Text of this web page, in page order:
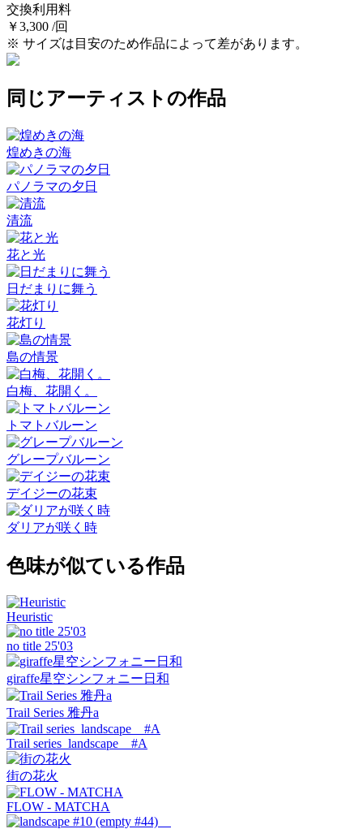
交換利用料
￥3,300 /回
※ サイズは目安のため作品によって差があります。
同じアーティストの作品
煌めきの海
パノラマの夕日
清流
花と光
日だまりに舞う
花灯り
島の情景
白梅、花開く。
トマトバルーン
グレープバルーン
デイジーの花束
ダリアが咲く時
色味が似ている作品
Heuristic
no title 25'03
giraffe星空シンフォニー日和
Trail Series 雅丹a
Trail series landscape #A
街の花火
FLOW - MATCHA